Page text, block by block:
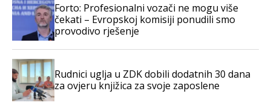
Forto: Profesionalni vozači ne mogu više
čekati – Evropskoj komisiji ponudili smo
provodivo rješenje
Rudnici uglja u ZDK dobili dodatnih 30 dana
za ovjeru knjižica za svoje zaposlene